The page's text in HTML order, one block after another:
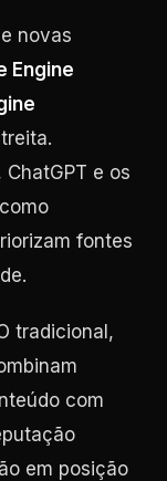
novas
Engine
e os
fontes
tradicional,
com
em posição